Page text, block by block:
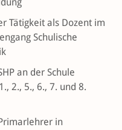
Tätigkeit als Dozent im
Schulische
an der Schule
2., 5., 6., 7. und 8.
in